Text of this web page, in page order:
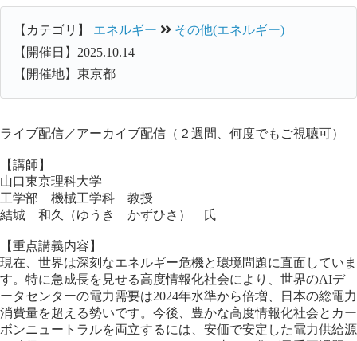
【カテゴリ】 エネルギー
その他(エネルギー)
【開催日】2025.10.14
【開催地】東京都
ライブ配信／アーカイブ配信（２週間、何度でもご視聴可）
【講師】
山口東京理科大学
工学部 機械工学科 教授
結城 和久（ゆうき かずひさ） 氏
【重点講義内容】
現在、世界は深刻なエネルギー危機と環境問題に直面していま
す。特に急成長を見せる高度情報化社会により、世界のAIデ
ータセンターの電力需要は2024年水準から倍増、日本の総電力
消費量を超える勢いです。今後、豊かな高度情報化社会とカー
ボンニュートラルを両立するには、安価で安定した電力供給源